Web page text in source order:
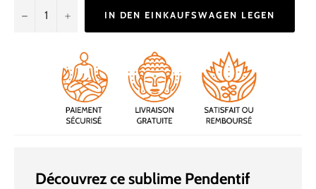
− + IN DEN EINKAUFSWAGEN LEGEN
Découvrez ce sublime Pendentif